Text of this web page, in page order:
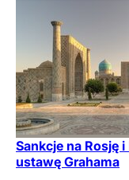
Sankcje na Rosję i
ustawę Grahama